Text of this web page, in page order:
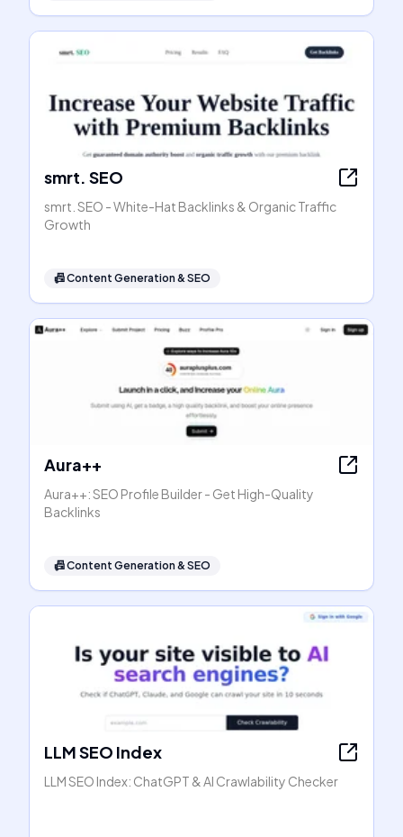
smrt. SEO
smrt. SEO - White-Hat Backlinks & Organic Traffic
Growth
📠Content Generation & SEO
Aura++
Aura++: SEO Profile Builder - Get High-Quality
Backlinks
📠Content Generation & SEO
LLM SEO Index
LLM SEO Index: ChatGPT & AI Crawlability Checker